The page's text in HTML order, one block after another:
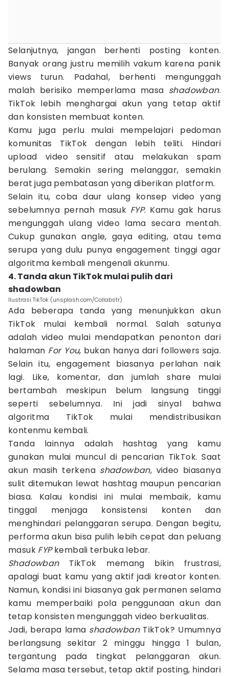
Selanjutnya, jangan berhenti posting konten.
Banyak orang justru memilih vakum karena panik
views turun. Padahal, berhenti mengunggah
malah berisiko memperlama masa shadowban.
TikTok lebih menghargai akun yang tetap aktif
dan konsisten membuat konten.
Kamu juga perlu mulai mempelajari pedoman
komunitas TikTok dengan lebih teliti. Hindari
upload video sensitif atau melakukan spam
berulang. Semakin sering melanggar, semakin
berat juga pembatasan yang diberikan platform.
Selain itu, coba daur ulang konsep video yang
sebelumnya pernah masuk FYP. Kamu gak harus
mengunggah ulang video lama secara mentah.
Cukup gunakan angle, gaya editing, atau tema
serupa yang dulu punya engagement tinggi agar
algoritma kembali mengenali akunmu.
4. Tanda akun TikTok mulai pulih dari
shadowban
Ilustrasi TikTok (unsplash.com/Collabstr)
Ada beberapa tanda yang menunjukkan akun
TikTok mulai kembali normal. Salah satunya
adalah video mulai mendapatkan penonton dari
halaman For You, bukan hanya dari followers saja.
Selain itu, engagement biasanya perlahan naik
lagi. Like, komentar, dan jumlah share mulai
bertambah meskipun belum langsung tinggi
seperti sebelumnya. Ini jadi sinyal bahwa
algoritma TikTok mulai mendistribusikan
kontenmu kembali.
Tanda lainnya adalah hashtag yang kamu
gunakan mulai muncul di pencarian TikTok. Saat
akun masih terkena shadowban, video biasanya
sulit ditemukan lewat hashtag maupun pencarian
biasa. Kalau kondisi ini mulai membaik, kamu
tinggal menjaga konsistensi konten dan
menghindari pelanggaran serupa. Dengan begitu,
performa akun bisa pulih lebih cepat dan peluang
masuk FYPkembali terbuka lebar.
ShadowbanTikTok memang bikin frustrasi,
apalagi buat kamu yang aktif jadi kreator konten.
Namun, kondisi ini biasanya gak permanen selama
kamu memperbaiki pola penggunaan akun dan
tetap konsisten mengunggah video berkualitas.
Jadi, berapa lama shadowbanTikTok? Umumnya
berlangsung sekitar 2 minggu hingga 1 bulan,
tergantung pada tingkat pelanggaran akun.
Selama masa tersebut, tetap aktif posting, hindari